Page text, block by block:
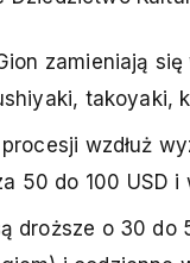
zamieniają
takoyaki,
wzdłuż
50 do 100 USD
droższe o 30